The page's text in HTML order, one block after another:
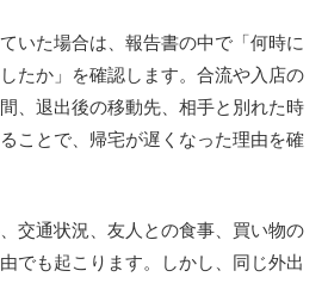
いた場合は、報告書の中で「何時に
たか」を確認します。合流や入店の
、退出後の移動先、相手と別れた時
ことで、帰宅が遅くなった理由を確
交通状況、友人との食事、買い物の
でも起こります。しかし、同じ外出